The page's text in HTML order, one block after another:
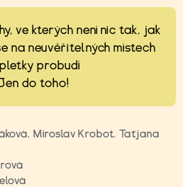
ve kterých není nic tak, jak
na neuvěřitelných místech
probudí
do toho!
Miroslav Krobot, Taťjana